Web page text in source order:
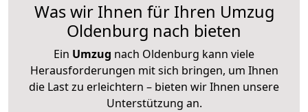
Was wir Ihnen für Ihren Umzug
Oldenburg nach bieten
Ein Umzug nach Oldenburg kann viele
Herausforderungen mit sich bringen, um Ihnen
die Last zu erleichtern – bieten wir Ihnen unsere
Unterstützung an.